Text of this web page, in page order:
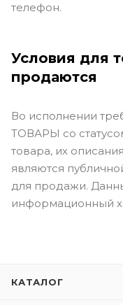
телефон.
Условия для
продаются
Во исполнении
ТОВАРЫ со
товара, их
являются
для продажи.
информационный
КАТАЛОГ